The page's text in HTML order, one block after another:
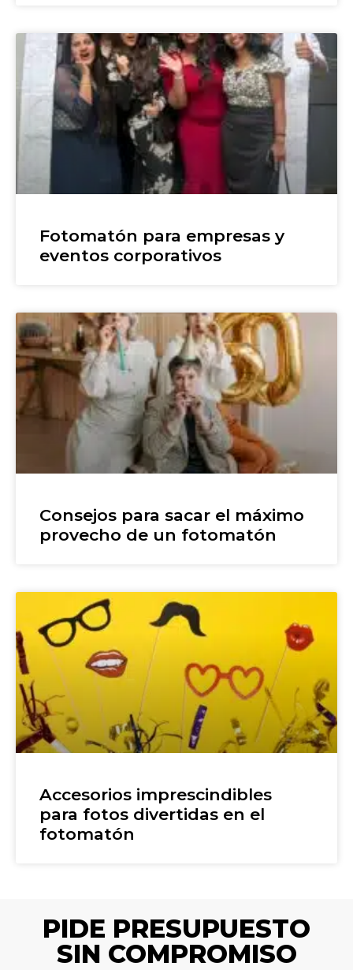
Fotomatón para empresas y
eventos corporativos
Consejos para sacar el máximo
provecho de un fotomatón
Accesorios imprescindibles
para fotos divertidas en el
fotomatón
PIDE PRESUPUESTO
SIN COMPROMISO